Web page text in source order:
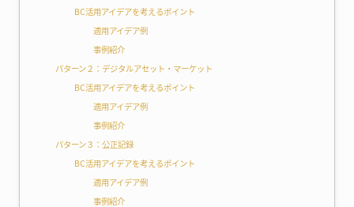
BC活用アイデアを考えるポイント
適用アイデア例
事例紹介
パターン２：デジタルアセット・マーケット
BC活用アイデアを考えるポイント
適用アイデア例
事例紹介
パターン３：公正記録
BC活用アイデアを考えるポイント
適用アイデア例
事例紹介